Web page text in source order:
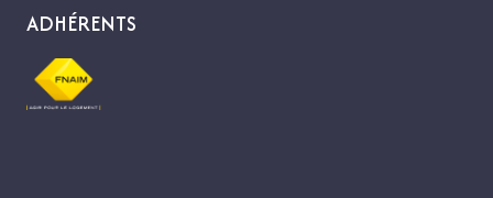
ADHÉRENTS